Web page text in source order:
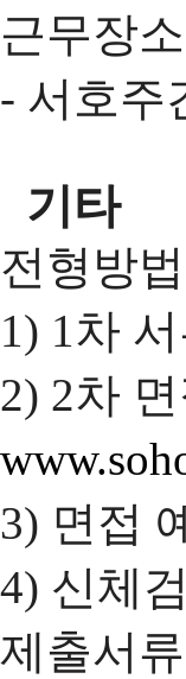
근무장소
- 서호주
기타
전형방법
1) 1차
2) 2차
3) 면접
4) 신체
제출서류